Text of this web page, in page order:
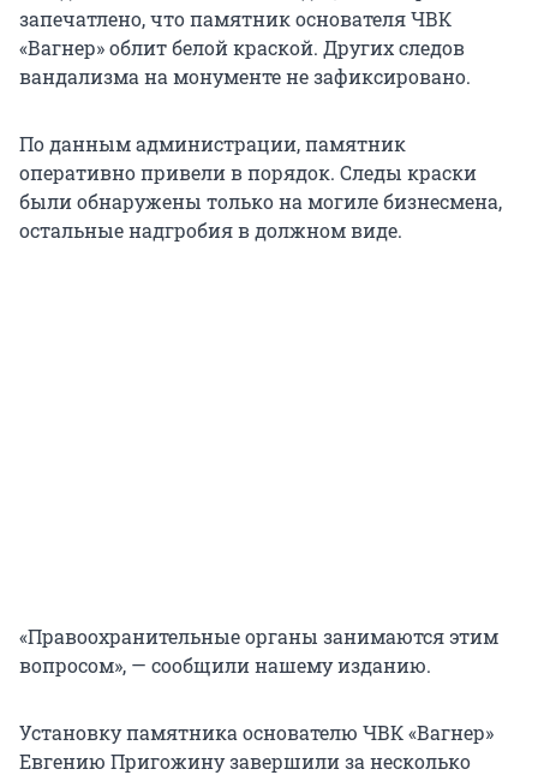
запечатлено, что памятник основателя ЧВК
«Вагнер» облит белой краской. Других следов
вандализма на монументе не зафиксировано.
По данным администрации, памятник
оперативно привели в порядок. Следы краски
были обнаружены только на могиле бизнесмена,
остальные надгробия в должном виде.
«Правоохранительные органы занимаются этим
вопросом», — сообщили нашему изданию.
Установку памятника основателю ЧВК «Вагнер»
Евгению Пригожину завершили за несколько